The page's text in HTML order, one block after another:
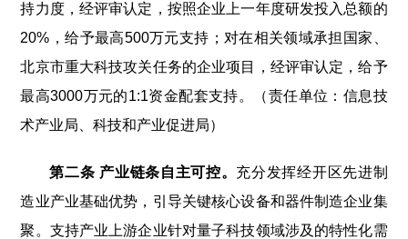
持力度，经评审认定，按照企业上一年度研发投入总额的
20%，给予最高500万元支持；对在相关领域承担国家、
北京市重大科技攻关任务的企业项目，经评审认定，给予
最高3000万元的1:1资金配套支持。（责任单位：信息技
术产业局、科技和产业促进局）
第二条 产业链条自主可控。 充分发挥经开区先进制
造业产业基础优势，引导关键核心设备和器件制造企业集
聚。支持产业上游企业针对量子科技领域涉及的特性化需